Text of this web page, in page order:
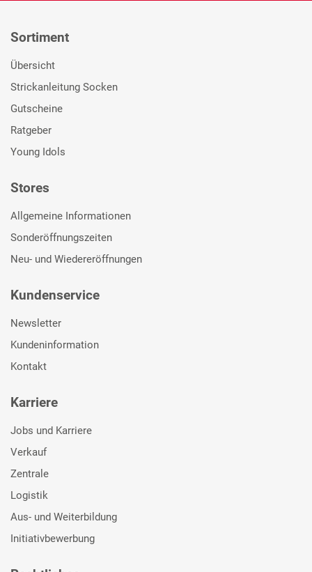
Sortiment
Übersicht
Strickanleitung Socken
Gutscheine
Ratgeber
Young Idols
Stores
Allgemeine Informationen
Sonderöffnungszeiten
Neu- und Wiedereröffnungen
Kundenservice
Newsletter
Kundeninformation
Kontakt
Karriere
Jobs und Karriere
Verkauf
Zentrale
Logistik
Aus- und Weiterbildung
Initiativbewerbung